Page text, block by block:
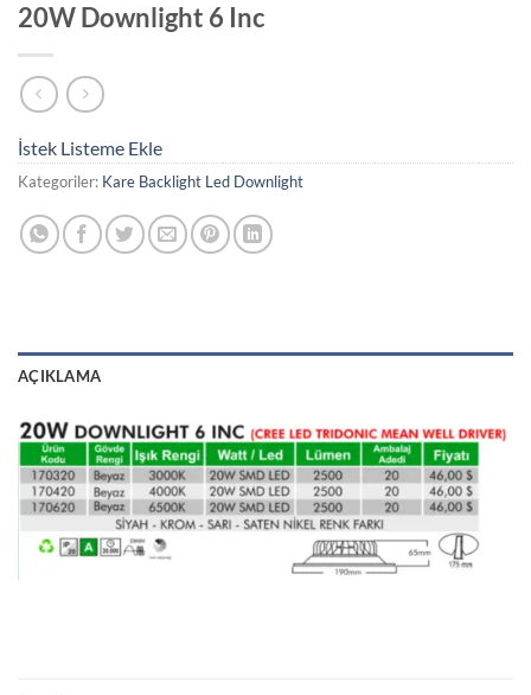
20W Downlight 6 Inc
İstek Listeme Ekle
Kategoriler: Kare Backlight Led Downlight
AÇIKLAMA